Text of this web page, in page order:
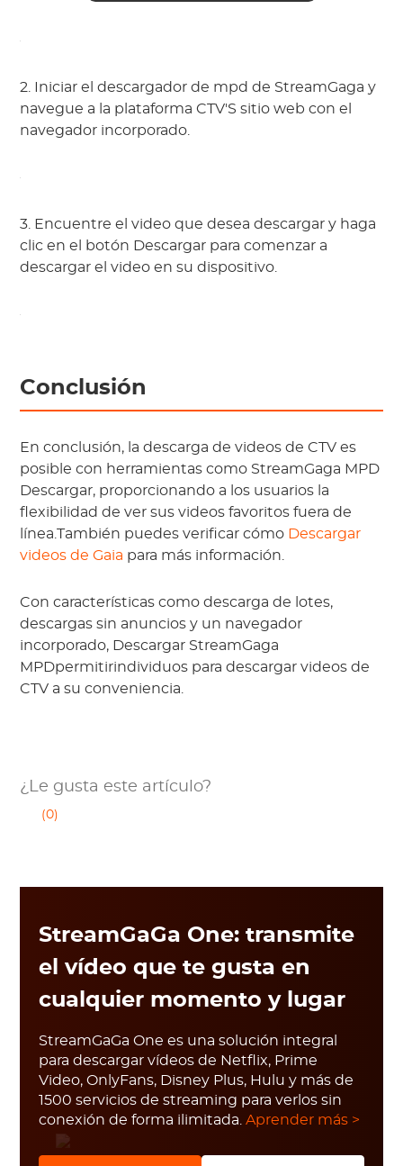
2. Iniciar el descargador de mpd de StreamGaga y
navegue a la plataforma CTV'S sitio web con el
navegador incorporado.
3. Encuentre el video que desea descargar y haga
clic en el botón Descargar para comenzar a
descargar el video en su dispositivo.
Conclusión
En conclusión, la descarga de videos de CTV es
posible con herramientas como StreamGaga MPD
Descargar, proporcionando a los usuarios la
flexibilidad de ver sus videos favoritos fuera de
línea.También puedes verificar cómo Descargar
videos de Gaia para más información.
Con características como descarga de lotes,
descargas sin anuncios y un navegador
incorporado, Descargar StreamGaga
MPDpermitirindividuos para descargar videos de
CTV a su conveniencia.
¿Le gusta este artículo?
(0)
StreamGaGa One: transmite
el vídeo que te gusta en
cualquier momento y lugar
StreamGaGa One es una solución integral
para descargar vídeos de Netflix, Prime
Video, OnlyFans, Disney Plus, Hulu y más de
1500 servicios de streaming para verlos sin
conexión de forma ilimitada. Aprender más >